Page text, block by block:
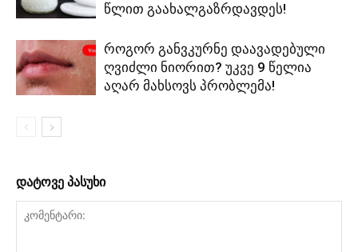
წლით გაახალგაზრდავდეს!
როგორ განვკურნე დაავადებული
ღვიძლი ნიორით? უკვე 9 წელია
აღარ მახსოვს პრობლემა!
დატოვე პასუხი